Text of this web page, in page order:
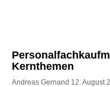
Kernthemen
Andreas Gernand 12. August